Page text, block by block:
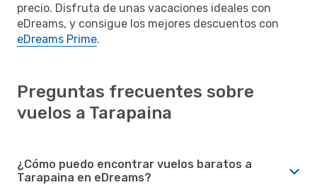
precio. Disfruta de unas vacaciones ideales con
eDreams, y consigue los mejores descuentos con
eDreams Prime.
Preguntas frecuentes sobre
vuelos a Tarapaina
¿Cómo puedo encontrar vuelos baratos a
Tarapaina en eDreams?